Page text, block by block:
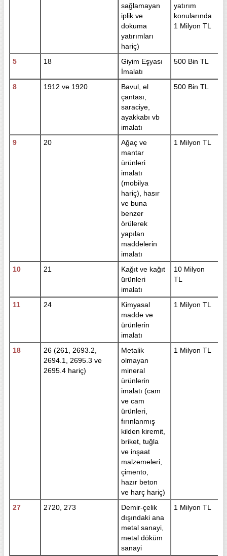
sağlamayan
iplik ve
dokuma
yatırımları
hariç)
yatırım
konularında
1 Milyon TL
5 18
Giyim Eşyası
İmalatı
500 Bin TL
8 1912 ve 1920
Bavul, el
çantası,
saraciye,
ayakkabı vb
imalatı
500 Bin TL
9 20
Ağaç ve
mantar
ürünleri
imalatı
(mobilya
hariç), hasır
ve buna
benzer
örülerek
yapılan
maddelerin
imalatı
1 Milyon TL
10 21
Kağıt ve kağıt
ürünleri
imalatı
10 Milyon
TL
11 24
Kimyasal
madde ve
ürünlerin
imalatı
1 Milyon TL
18
26 (261, 2693.2,
2694.1, 2695.3 ve
2695.4 hariç)
Metalik
olmayan
mineral
ürünlerin
imalatı (cam
ve cam
ürünleri,
fırınlanmış
kilden kiremit,
briket, tuğla
ve inşaat
malzemeleri,
çimento,
hazır beton
ve harç hariç)
1 Milyon TL
27 2720, 273
Demir-çelik
dışındaki ana
metal sanayi,
metal döküm
sanayi
1 Milyon TL